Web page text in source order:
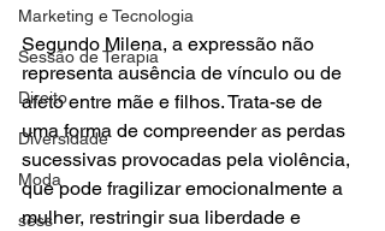
Marketing e Tecnologia
Sessão de Terapia
Direito
Diversidade
Moda
sess
Segundo Milena, a expressão não
representa ausência de vínculo ou de
afeto entre mãe e filhos. Trata-se de
uma forma de compreender as perdas
sucessivas provocadas pela violência,
que pode fragilizar emocionalmente a
mulher, restringir sua liberdade e